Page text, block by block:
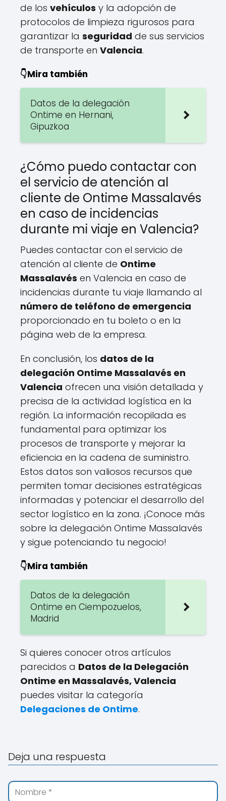
de los vehículos y la adopción de
protocolos de limpieza rigurosos para
garantizar la seguridad de sus servicios
de transporte en Valencia.
👇Mira también
Datos de la delegación
Ontime en Hernani,
Gipuzkoa
¿Cómo puedo contactar con
el servicio de atención al
cliente de Ontime Massalavés
en caso de incidencias
durante mi viaje en Valencia?
Puedes contactar con el servicio de
atención al cliente de Ontime
Massalavés en Valencia en caso de
incidencias durante tu viaje llamando al
número de teléfono de emergencia
proporcionado en tu boleto o en la
página web de la empresa.
En conclusión, los datos de la
delegación Ontime Massalavés en
Valencia ofrecen una visión detallada y
precisa de la actividad logística en la
región. La información recopilada es
fundamental para optimizar los
procesos de transporte y mejorar la
eficiencia en la cadena de suministro.
Estos datos son valiosos recursos que
permiten tomar decisiones estratégicas
informadas y potenciar el desarrollo del
sector logístico en la zona. ¡Conoce más
sobre la delegación Ontime Massalavés
y sigue potenciando tu negocio!
👇Mira también
Datos de la delegación
Ontime en Ciempozuelos,
Madrid
Si quieres conocer otros artículos
parecidos a Datos de la Delegación
Ontime en Massalavés, Valencia
puedes visitar la categoría
Delegaciones de Ontime.
Deja una respuesta